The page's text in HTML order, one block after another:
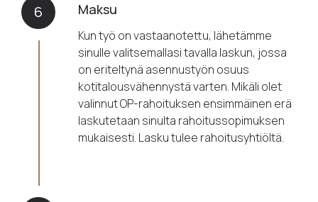
6 Maksu
Kun työ on vastaanotettu, lähetämme
sinulle valitsemallasi tavalla laskun, jossa
on eriteltynä asennustyön osuus
kotitalousvähennystä varten. Mikäli olet
valinnut OP-rahoituksen ensimmäinen erä
laskutetaan sinulta rahoitussopimuksen
mukaisesti. Lasku tulee rahoitusyhtiöltä.